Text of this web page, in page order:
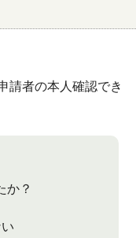
請者の本人確認でき
か？